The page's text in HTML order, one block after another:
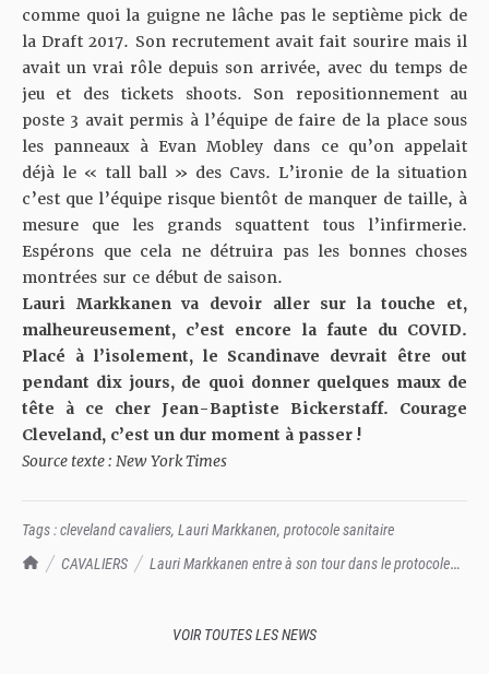
TrashTalk Actu NBA
CAVALIERS
Lauri Markkanen entre à son tour dans le protocole
comme quoi la guigne ne lâche pas le septième pick de
la Draft 2017. Son recrutement avait fait sourire mais il
avait un vrai rôle depuis son arrivée, avec du temps de
jeu et des tickets shoots. Son repositionnement au
poste 3 avait permis à l’équipe de faire de la place sous
les panneaux à Evan Mobley dans ce qu’on appelait
déjà le « tall ball » des Cavs. L’ironie de la situation
c’est que l’équipe risque bientôt de manquer de taille, à
mesure que les grands squattent tous l’infirmerie.
Espérons que cela ne détruira pas les bonnes choses
montrées sur ce début de saison.
Lauri Markkanen va devoir aller sur la touche et,
malheureusement, c’est encore la faute du COVID.
Placé à l’isolement, le Scandinave devrait être out
pendant dix jours, de quoi donner quelques maux de
tête à ce cher Jean-Baptiste Bickerstaff. Courage
Cleveland, c’est un dur moment à passer !
Source texte : New York Times
Tags :cleveland cavaliers, Lauri Markkanen, protocole sanitaire
VOIR TOUTES LES NEWS